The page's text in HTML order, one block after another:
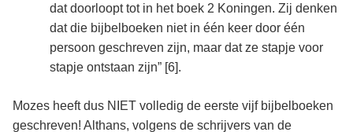
dat doorloopt tot in het boek 2 Koningen. Zij denken
dat die bijbelboeken niet in één keer door één
persoon geschreven zijn, maar dat ze stapje voor
stapje ontstaan zijn” [6].
Mozes heeft dus NIET volledig de eerste vijf bijbelboeken
geschreven! Althans, volgens de schrijvers van de